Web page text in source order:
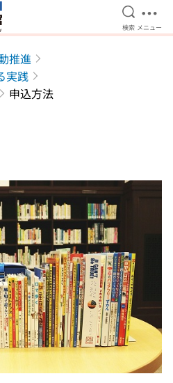
検索を
検索 メ
メニュー
推進
実践
申込方法